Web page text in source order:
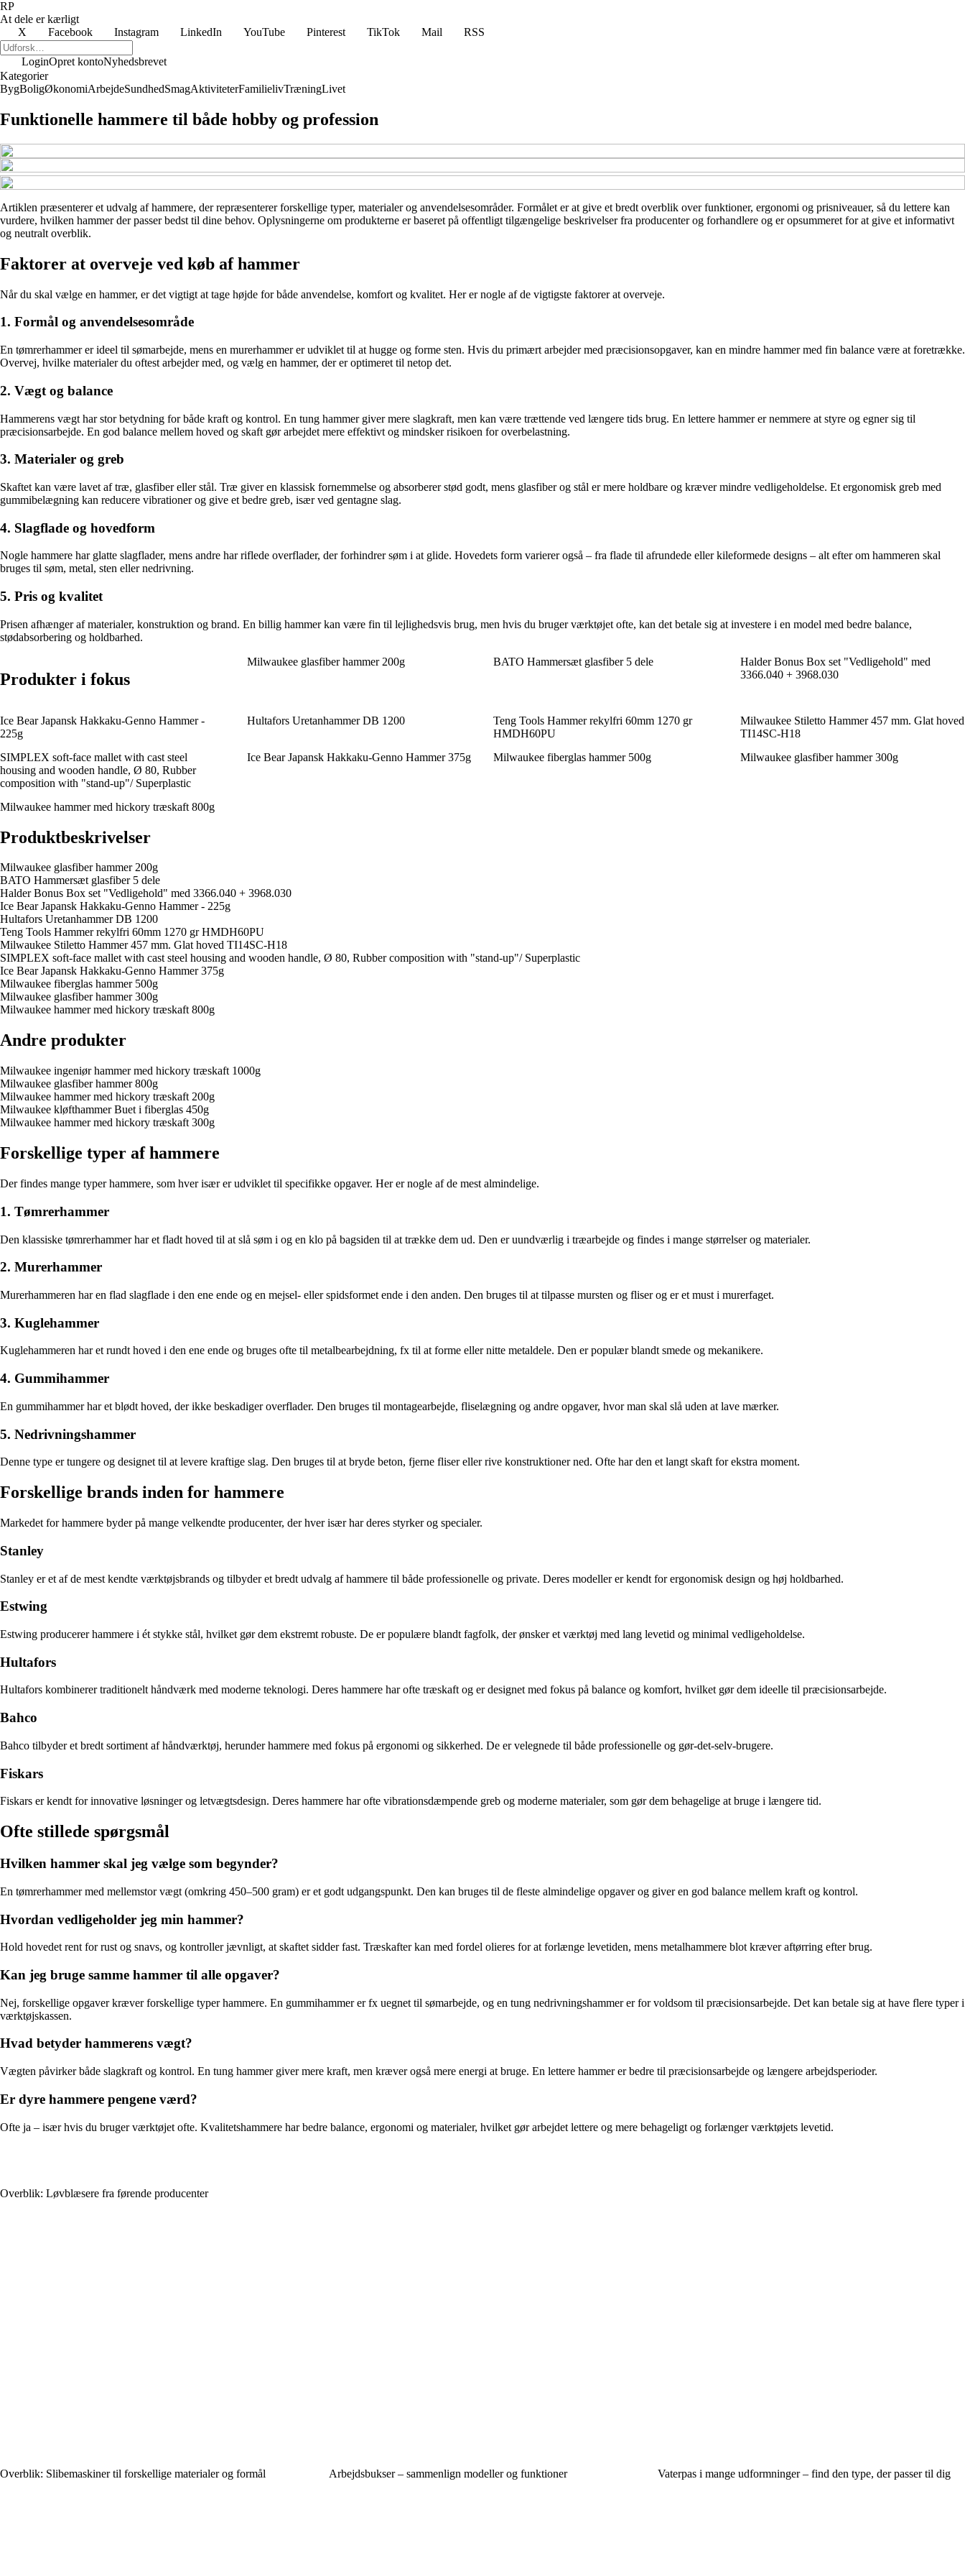
RP
At dele er kærligt
X
Facebook Instagram LinkedIn YouTube Pinterest TikTok Mail RSS
LoginOpret kontoNyhedsbrevet
Kategorier
BygBoligØkonomiArbejdeSundhedSmagAktiviteterFamilielivTræningLivet
Funktionelle hammere til både hobby og profession
Artiklen præsenterer et udvalg af hammere, der repræsenterer forskellige typer, materialer og anvendelsesområder. Formålet er at give et bredt overblik over funktioner, ergonomi og prisniveauer, så du lettere kan
vurdere, hvilken hammer der passer bedst til dine behov. Oplysningerne om produkterne er baseret på offentligt tilgængelige beskrivelser fra producenter og forhandlere og er opsummeret for at give et informativt
og neutralt overblik.
Faktorer at overveje ved køb af hammer
Når du skal vælge en hammer, er det vigtigt at tage højde for både anvendelse, komfort og kvalitet. Her er nogle af de vigtigste faktorer at overveje.
1. Formål og anvendelsesområde
En tømrerhammer er ideel til sømarbejde, mens en murerhammer er udviklet til at hugge og forme sten. Hvis du primært arbejder med præcisionsopgaver, kan en mindre hammer med fin balance være at foretrække.
Overvej, hvilke materialer du oftest arbejder med, og vælg en hammer, der er optimeret til netop det.
2. Vægt og balance
Hammerens vægt har stor betydning for både kraft og kontrol. En tung hammer giver mere slagkraft, men kan være trættende ved længere tids brug. En lettere hammer er nemmere at styre og egner sig til
præcisionsarbejde. En god balance mellem hoved og skaft gør arbejdet mere effektivt og mindsker risikoen for overbelastning.
3. Materialer og greb
Skaftet kan være lavet af træ, glasfiber eller stål. Træ giver en klassisk fornemmelse og absorberer stød godt, mens glasfiber og stål er mere holdbare og kræver mindre vedligeholdelse. Et ergonomisk greb med
gummibelægning kan reducere vibrationer og give et bedre greb, især ved gentagne slag.
4. Slagflade og hovedform
Nogle hammere har glatte slagflader, mens andre har riflede overflader, der forhindrer søm i at glide. Hovedets form varierer også – fra flade til afrundede eller kileformede designs – alt efter om hammeren skal
bruges til søm, metal, sten eller nedrivning.
5. Pris og kvalitet
Prisen afhænger af materialer, konstruktion og brand. En billig hammer kan være fin til lejlighedsvis brug, men hvis du bruger værktøjet ofte, kan det betale sig at investere i en model med bedre balance,
stødabsorbering og holdbarhed.
Produkter i fokus
Milwaukee glasfiber hammer 200g BATO Hammersæt glasfiber 5 dele
Halder Bonus Box set "Vedligehold" med
3366.040 + 3968.030
Ice Bear Japansk Hakkaku-Genno Hammer -
225g
Hultafors Uretanhammer DB 1200
Teng Tools Hammer rekylfri 60mm 1270 gr
HMDH60PU
Milwaukee Stiletto Hammer 457 mm. Glat hoved
TI14SC-H18
SIMPLEX soft-face mallet with cast steel
housing and wooden handle, Ø 80, Rubber
composition with "stand-up"/ Superplastic
Ice Bear Japansk Hakkaku-Genno Hammer 375g Milwaukee fiberglas hammer 500g Milwaukee glasfiber hammer 300g
Milwaukee hammer med hickory træskaft 800g
Produktbeskrivelser
Milwaukee glasfiber hammer 200g
BATO Hammersæt glasfiber 5 dele
Halder Bonus Box set "Vedligehold" med 3366.040 + 3968.030
Ice Bear Japansk Hakkaku-Genno Hammer - 225g
Hultafors Uretanhammer DB 1200
Teng Tools Hammer rekylfri 60mm 1270 gr HMDH60PU
Milwaukee Stiletto Hammer 457 mm. Glat hoved TI14SC-H18
SIMPLEX soft-face mallet with cast steel housing and wooden handle, Ø 80, Rubber composition with "stand-up"/ Superplastic
Ice Bear Japansk Hakkaku-Genno Hammer 375g
Milwaukee fiberglas hammer 500g
Milwaukee glasfiber hammer 300g
Milwaukee hammer med hickory træskaft 800g
Andre produkter
Milwaukee ingeniør hammer med hickory træskaft 1000g
Milwaukee glasfiber hammer 800g
Milwaukee hammer med hickory træskaft 200g
Milwaukee kløfthammer Buet i fiberglas 450g
Milwaukee hammer med hickory træskaft 300g
Forskellige typer af hammere
Der findes mange typer hammere, som hver især er udviklet til specifikke opgaver. Her er nogle af de mest almindelige.
1. Tømrerhammer
Den klassiske tømrerhammer har et fladt hoved til at slå søm i og en klo på bagsiden til at trække dem ud. Den er uundværlig i træarbejde og findes i mange størrelser og materialer.
2. Murerhammer
Murerhammeren har en flad slagflade i den ene ende og en mejsel- eller spidsformet ende i den anden. Den bruges til at tilpasse mursten og fliser og er et must i murerfaget.
3. Kuglehammer
Kuglehammeren har et rundt hoved i den ene ende og bruges ofte til metalbearbejdning, fx til at forme eller nitte metaldele. Den er populær blandt smede og mekanikere.
4. Gummihammer
En gummihammer har et blødt hoved, der ikke beskadiger overflader. Den bruges til montagearbejde, fliselægning og andre opgaver, hvor man skal slå uden at lave mærker.
5. Nedrivningshammer
Denne type er tungere og designet til at levere kraftige slag. Den bruges til at bryde beton, fjerne fliser eller rive konstruktioner ned. Ofte har den et langt skaft for ekstra moment.
Forskellige brands inden for hammere
Markedet for hammere byder på mange velkendte producenter, der hver især har deres styrker og specialer.
Stanley
Stanley er et af de mest kendte værktøjsbrands og tilbyder et bredt udvalg af hammere til både professionelle og private. Deres modeller er kendt for ergonomisk design og høj holdbarhed.
Estwing
Estwing producerer hammere i ét stykke stål, hvilket gør dem ekstremt robuste. De er populære blandt fagfolk, der ønsker et værktøj med lang levetid og minimal vedligeholdelse.
Hultafors
Hultafors kombinerer traditionelt håndværk med moderne teknologi. Deres hammere har ofte træskaft og er designet med fokus på balance og komfort, hvilket gør dem ideelle til præcisionsarbejde.
Bahco
Bahco tilbyder et bredt sortiment af håndværktøj, herunder hammere med fokus på ergonomi og sikkerhed. De er velegnede til både professionelle og gør-det-selv-brugere.
Fiskars
Fiskars er kendt for innovative løsninger og letvægtsdesign. Deres hammere har ofte vibrationsdæmpende greb og moderne materialer, som gør dem behagelige at bruge i længere tid.
Ofte stillede spørgsmål
Hvilken hammer skal jeg vælge som begynder?
En tømrerhammer med mellemstor vægt (omkring 450–500 gram) er et godt udgangspunkt. Den kan bruges til de fleste almindelige opgaver og giver en god balance mellem kraft og kontrol.
Hvordan vedligeholder jeg min hammer?
Hold hovedet rent for rust og snavs, og kontroller jævnligt, at skaftet sidder fast. Træskafter kan med fordel olieres for at forlænge levetiden, mens metalhammere blot kræver aftørring efter brug.
Kan jeg bruge samme hammer til alle opgaver?
Nej, forskellige opgaver kræver forskellige typer hammere. En gummihammer er fx uegnet til sømarbejde, og en tung nedrivningshammer er for voldsom til præcisionsarbejde. Det kan betale sig at have flere typer i
værktøjskassen.
Hvad betyder hammerens vægt?
Vægten påvirker både slagkraft og kontrol. En tung hammer giver mere kraft, men kræver også mere energi at bruge. En lettere hammer er bedre til præcisionsarbejde og længere arbejdsperioder.
Er dyre hammere pengene værd?
Ofte ja – især hvis du bruger værktøjet ofte. Kvalitetshammere har bedre balance, ergonomi og materialer, hvilket gør arbejdet lettere og mere behageligt og forlænger værktøjets levetid.
Overblik: Løvblæsere fra førende producenter
Overblik: Slibemaskiner til forskellige materialer og formål Arbejdsbukser – sammenlign modeller og funktioner Vaterpas i mange udformninger – find den type, der passer til dig